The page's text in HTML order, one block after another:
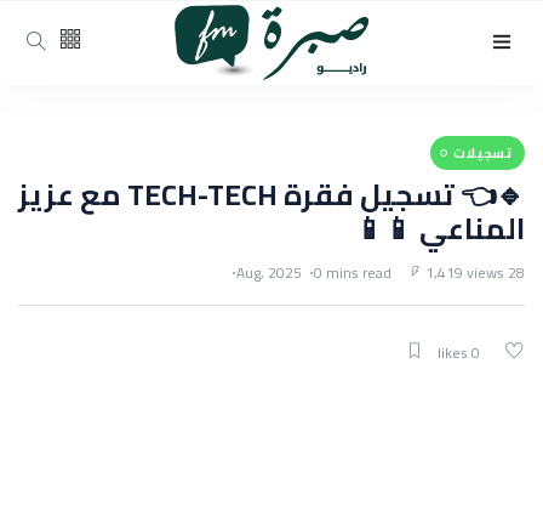
تسجيلات
🔹👈 تسجيل فقرة TECH-TECH مع عزيز
المناعي 📱📱
28 Aug, 2025
0 mins read 1,419 views